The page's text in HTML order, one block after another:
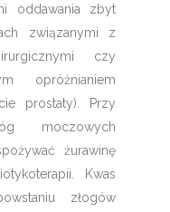
oddawania zbyt
związanymi z
czy
opróżnianiem
prostaty). Przy
moczowych
żurawinę
Kwas
złogów